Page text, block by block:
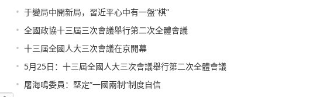
• 于變局中開新局，習近平心中有一盤“棋”
• 全國政協十三屆三次會議舉行第二次全體會議
• 十三屆全國人大三次會議在京開幕
• 5月25日：十三屆全國人大三次會議舉行第二次全體會議
• 屠海鳴委員：堅定“一國兩制”制度自信